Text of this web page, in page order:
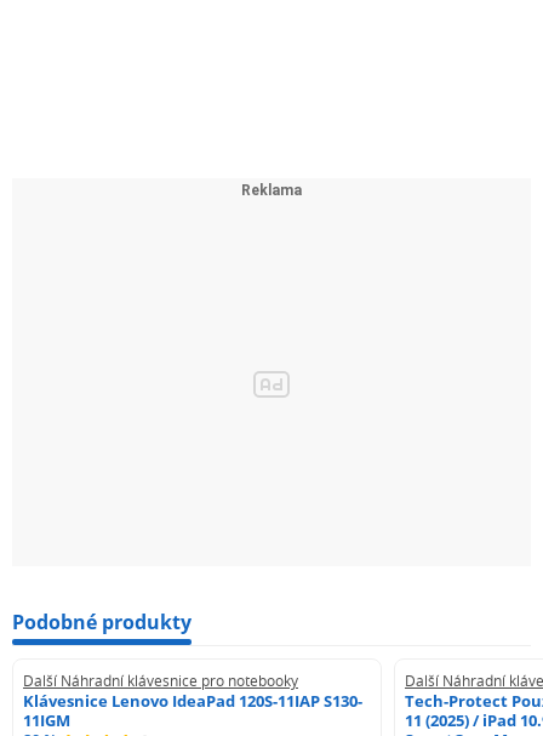
Podobné produkty
Další Náhradní klávesnice pro notebooky
Klávesnice Lenovo IdeaPad 120S-11IAP S130-
11IGM
Další Náhradní
Tech-Protect
11 (2025) / iPad